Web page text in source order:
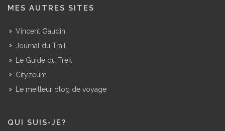
MES AUTRES SITES
Vincent Gaudin
Journal du Trail
Le Guide du Trek
Cityzeum
Le meilleur blog de voyage
QUI SUIS-JE?